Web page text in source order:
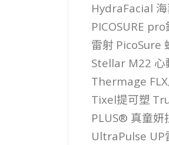
HydraFacial
PICOSURE
雷射 PicoSure
Stellar M22 心
Thermage
Tixel提可塑
PLUS® 真童妍
UltraPulse UP